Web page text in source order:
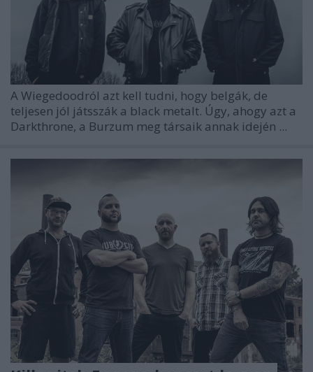
A Wiegedoodról azt kell tudni, hogy belgák, de
teljesen jól játsszák a black metalt. Úgy, ahogy azt a
Darkthrone, a Burzum meg társaik annak idején ...